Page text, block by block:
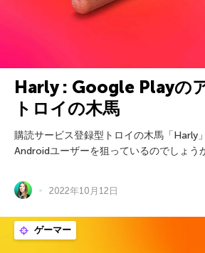
Harly : Google Playの
トロイの木馬
購読サービス登録型トロイの木馬「Harly
Androidユーザーを狙っているのでしょう
2022年10月12日
ゲーマー